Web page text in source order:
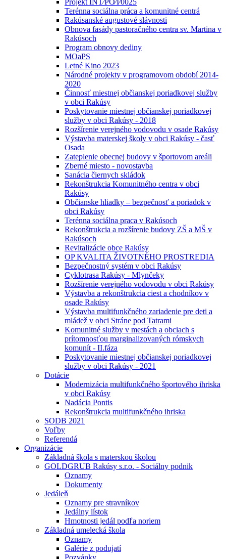
Projekt INT⁄PO⁄I⁄0025
Terénna sociálna práca a komunitné centrá
Rakúsanské augustové slávnosti
Obnova fasády pastoračného centra sv. Martina v
Rakúsoch
Program obnovy dediny
MOaPS
Letné Kino 2023
Národné projekty v programovom období 2014-
2020
Činnosť miestnej občianskej poriadkovej služby
v obci Rakúsy
Poskytovanie miestnej občianskej poriadkovej
služby v obci Rakúsy - 2018
Rozšírenie verejného vodovodu v osade Rakúsy
Výstavba materskej školy v obci Rakúsy - časť
Osada
Zateplenie obecnej budovy v športovom areáli
Zberné miesto - novostavba
Sanácia čiernych skládok
Rekonštrukcia Komunitného centra v obci
Rakúsy
Občianske hliadky – bezpečnosť a poriadok v
obci Rakúsy
Terénna sociálna praca v Rakúsoch
Rekonštrukcia a rozšírenie budovy ZŠ a MŠ v
Rakúsoch
Revitalizácie obce Rakúsy
OP KVALITA ŽIVOTNÉHO PROSTREDIA
Bezpečnostný systém v obci Rakúsy
Cyklotrasa Rakúsy - Mlynčeky
Rozšírenie verejného vodovodu v obci Rakúsy
Výstavba a rekonštrukcia ciest a chodníkov v
osade Rakúsy
Výstavba multifunkčného zariadenie pre deti a
mládež v obci Stráne pod Tatrami
Komunitné služby v mestách a obciach s
prítomnosťou marginalizovaných rómskych
komunít - II.fáza
Poskytovanie miestnej občianskej poriadkovej
služby v obci Rakúsy - 2021
Dotácie
Modernizácia multifunkčného športového ihriska
v obci Rakúsy
Nadácia Pontis
Rekonštrukcia multifunkčného ihriska
SODB 2021
Voľby
Referendá
Organizácie
Základná škola s materskou školou
GOLDGRUB Rakúsy s.r.o. - Sociálny podnik
Oznamy
Dokumenty
Jedáleň
Oznamy pre stravníkov
Jedálny lístok
Hmotnosti jedál podľa noriem
Základná umelecká škola
Oznamy
Galérie z podujatí
Pozvánky